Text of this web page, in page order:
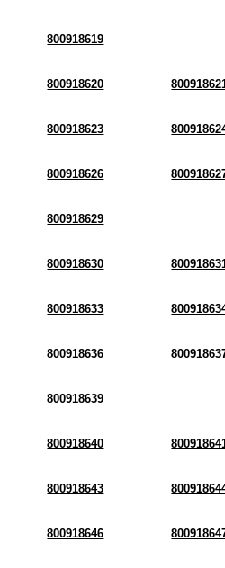
800918619
800918620
800918623
800918626
800918629
800918630
800918633
800918636
800918639
800918640
800918643
800918646